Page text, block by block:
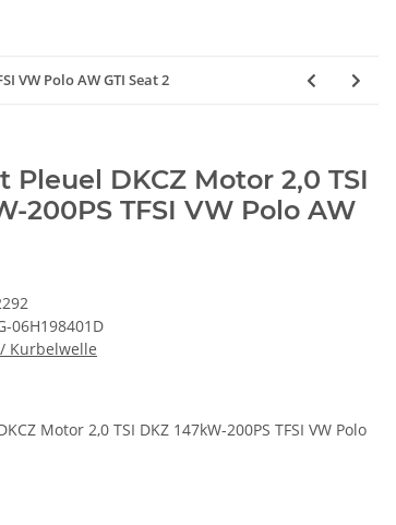
VW Polo AW GTI Seat 2
Pleuel DKCZ Motor 2,0 TSI
200PS TFSI VW Polo AW
06H198401D
Kurbelwelle
Motor 2,0 TSI DKZ 147kW-200PS TFSI VW Polo